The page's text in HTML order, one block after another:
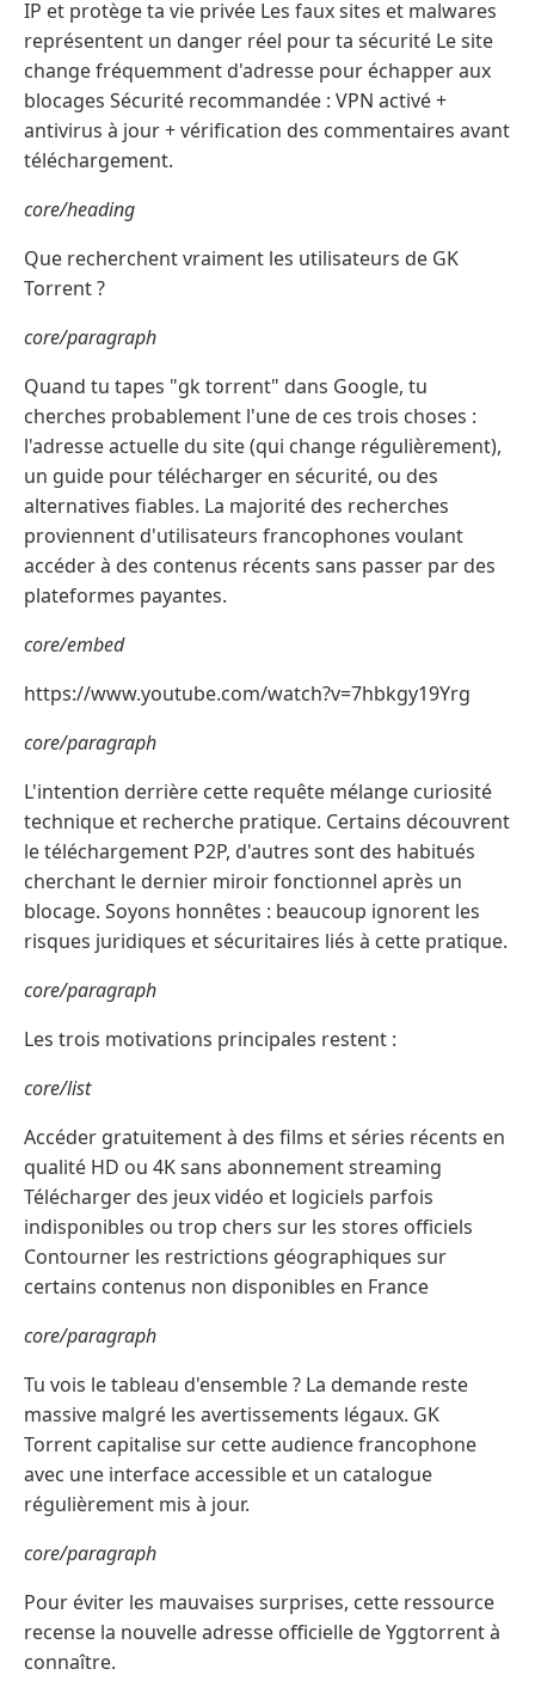
IP et protège ta vie privée Les faux sites et malwares
représentent un danger réel pour ta sécurité Le site
change fréquemment d'adresse pour échapper aux
blocages Sécurité recommandée : VPN activé +
antivirus à jour + vérification des commentaires avant
téléchargement.
core/heading
Que recherchent vraiment les utilisateurs de GK
Torrent ?
core/paragraph
Quand tu tapes "gk torrent" dans Google, tu
cherches probablement l'une de ces trois choses :
l'adresse actuelle du site (qui change régulièrement),
un guide pour télécharger en sécurité, ou des
alternatives fiables. La majorité des recherches
proviennent d'utilisateurs francophones voulant
accéder à des contenus récents sans passer par des
plateformes payantes.
core/embed
https://www.youtube.com/watch?v=7hbkgy19Yrg
core/paragraph
L'intention derrière cette requête mélange curiosité
technique et recherche pratique. Certains découvrent
le téléchargement P2P, d'autres sont des habitués
cherchant le dernier miroir fonctionnel après un
blocage. Soyons honnêtes : beaucoup ignorent les
risques juridiques et sécuritaires liés à cette pratique.
core/paragraph
Les trois motivations principales restent :
core/list
Accéder gratuitement à des films et séries récents en
qualité HD ou 4K sans abonnement streaming
Télécharger des jeux vidéo et logiciels parfois
indisponibles ou trop chers sur les stores officiels
Contourner les restrictions géographiques sur
certains contenus non disponibles en France
core/paragraph
Tu vois le tableau d'ensemble ? La demande reste
massive malgré les avertissements légaux. GK
Torrent capitalise sur cette audience francophone
avec une interface accessible et un catalogue
régulièrement mis à jour.
core/paragraph
Pour éviter les mauvaises surprises, cette ressource
recense la nouvelle adresse officielle de Yggtorrent à
connaître.